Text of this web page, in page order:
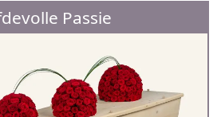
Passie